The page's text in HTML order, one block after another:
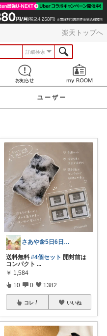
楽天トップへ
詳細検索
見つける お知らせ
ユーザー
さあや🌼5日6日有難うございます
送料無料 #4個セット 開封前は
コンパクト ...
￥ 1,584
10 0 1382
コレ いいね